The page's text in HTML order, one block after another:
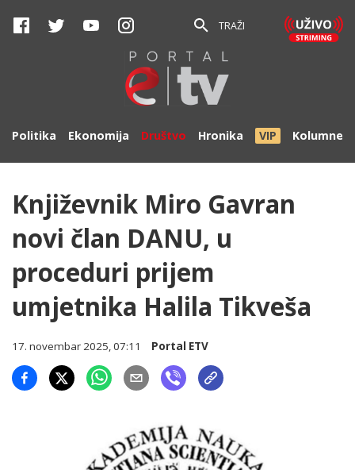
TRAŽI
Politika Ekonomija Društvo Hronika VIP Kolumne
Književnik Miro Gavran
novi član DANU, u
proceduri prijem
umjetnika Halila Tikveša
17. novembar 2025, 07:11 Portal ETV